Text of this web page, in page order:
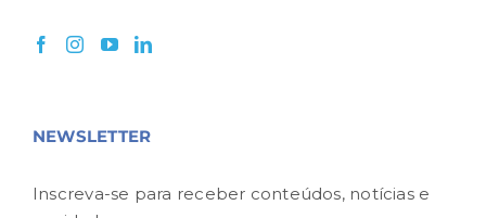
NEWSLETTER
Inscreva-se para receber conteúdos, notícias e